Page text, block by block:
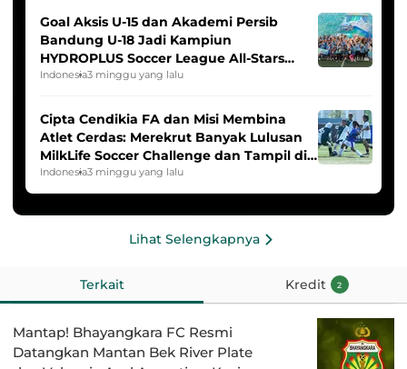
Goal Aksis U-15 dan Akademi Persib
Bandung U-18 Jadi Kampiun
HYDROPLUS Soccer League All-Stars
2025/2026
Indonesia3 minggu yang lalu
Cipta Cendikia FA dan Misi Membina
Atlet Cerdas: Merekrut Banyak Lulusan
MilkLife Soccer Challenge dan Tampil di
HYDROPLUS Soccer League
Indonesia3 minggu yang lalu
Lihat Selengkapnya
Terkait Kredit 2
Mantap! Bhayangkara FC Resmi
Datangkan Mantan Bek River Plate